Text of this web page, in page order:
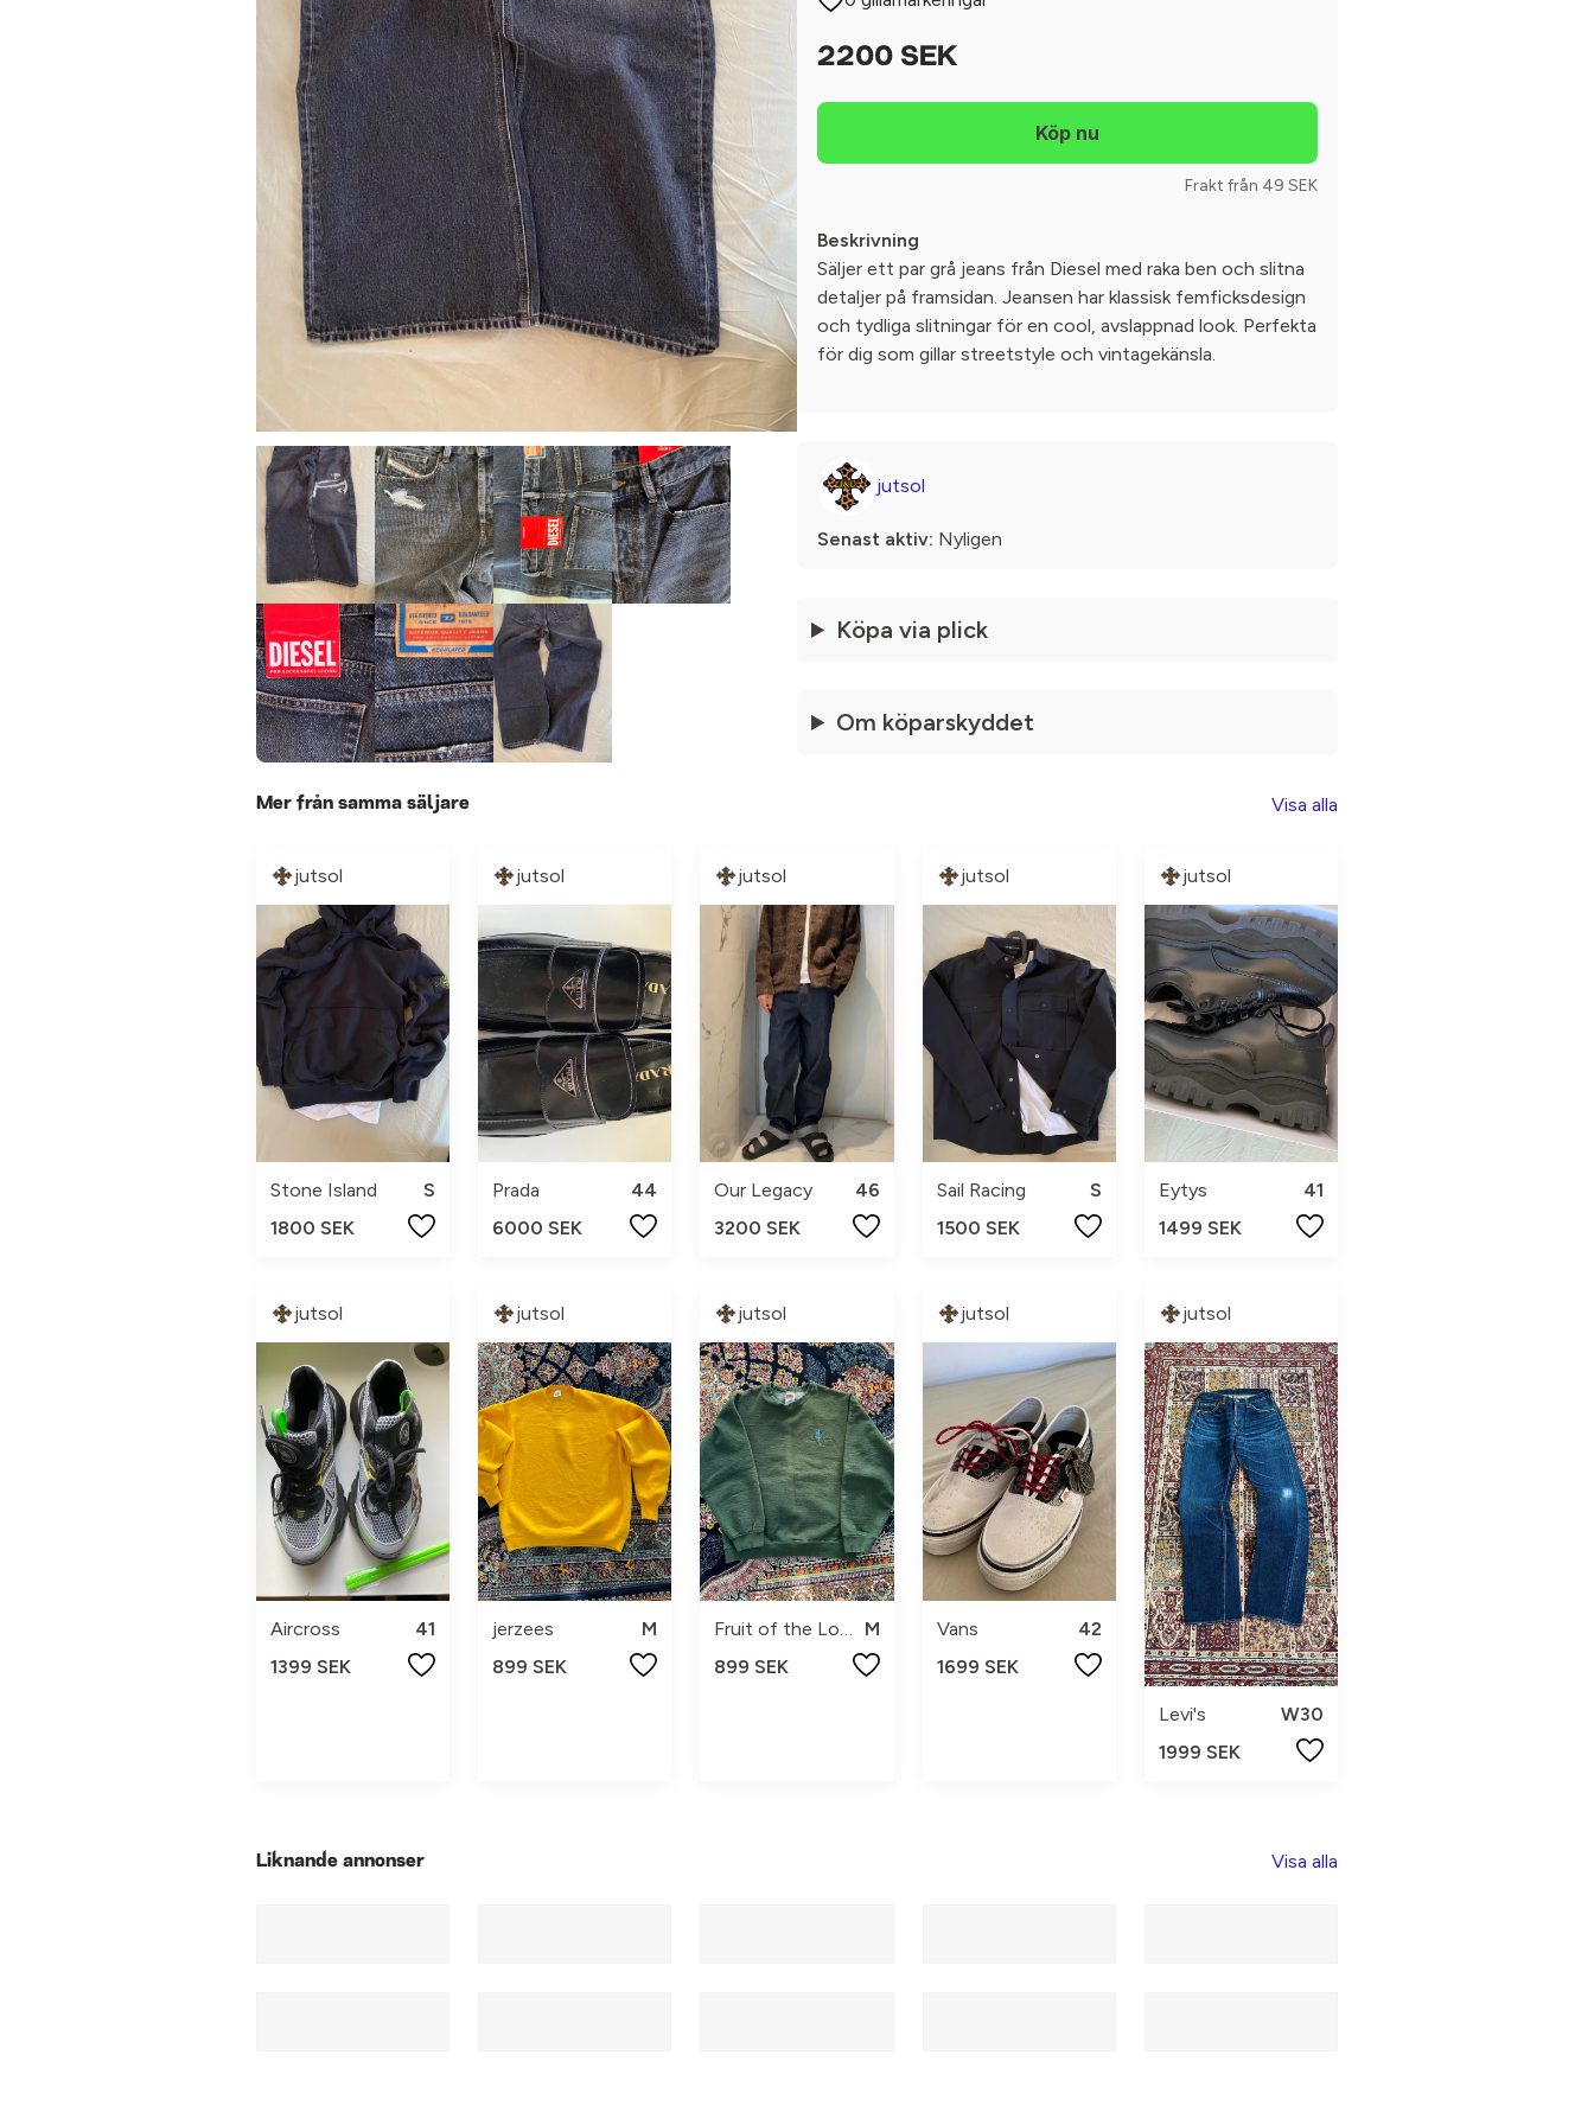
2200 SEK
Frakt från 49 SEK
Beskrivning
Säljer ett par grå jeans från Diesel med raka ben och slitna
detaljer på framsidan. Jeansen har klassisk femficksdesign
och tydliga slitningar för en cool, avslappnad look. Perfekta
för dig som gillar streetstyle och vintagekänsla.
jutsol
Senast aktiv: Nyligen
Köpa via plick
Om köparskyddet
Mer från samma säljare Visa alla
jutsol
Stone Island
S
1800 SEK
jutsol
Prada
44
6000 SEK
jutsol
Our Legacy
46
3200 SEK
jutsol
Sail Racing
S
1500 SEK
jutsol
Eytys
41
1499 SEK
jutsol
Aircross
41
1399 SEK
jutsol
jerzees
M
899 SEK
jutsol
Fruit of the Loom
899 SEK
jutsol
Vans
42
1699 SEK
jutsol
Levi's
W30
1999 SEK
Liknande annonser Visa alla